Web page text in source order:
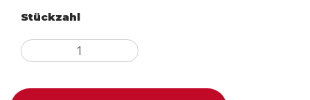
Stückzahl